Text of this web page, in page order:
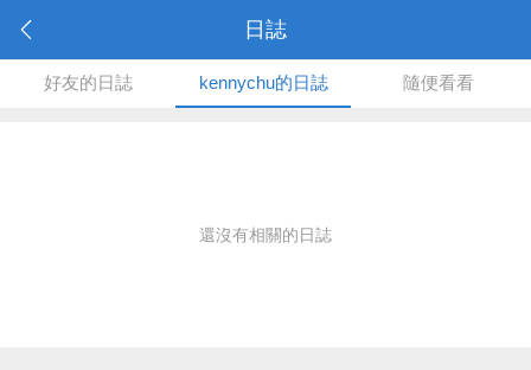
日誌
好友的日誌 kennychu的日誌 隨便看看
還沒有相關的日誌